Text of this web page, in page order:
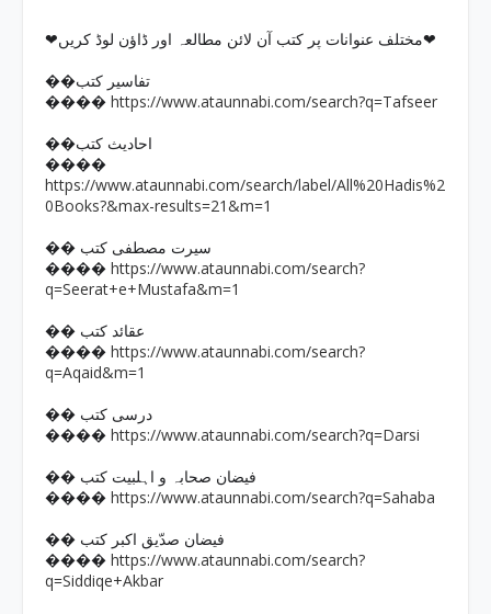
❤مختلف عنوانات پر کتب آن لائن مطالعہ اور ڈاؤن لوڈ کریں❤
��تفاسیر کتب
���� https://www.ataunnabi.com/search?q=Tafseer
��احادیث کتب
����
https://www.ataunnabi.com/search/label/All%20Hadis%2
0Books?&max-results=21&m=1
�� سیرت مصطفی کتب
���� https://www.ataunnabi.com/search?
q=Seerat+e+Mustafa&m=1
�� عقائد کتب
���� https://www.ataunnabi.com/search?
q=Aqaid&m=1
�� درسی کتب
���� https://www.ataunnabi.com/search?q=Darsi
�� فیضان صحابہ و اہلبیت کتب
���� https://www.ataunnabi.com/search?q=Sahaba
�� فیضان صدّیق اکبر کتب
���� https://www.ataunnabi.com/search?
q=Siddiqe+Akbar